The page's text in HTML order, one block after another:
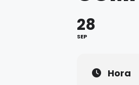
28
SEP
Hora